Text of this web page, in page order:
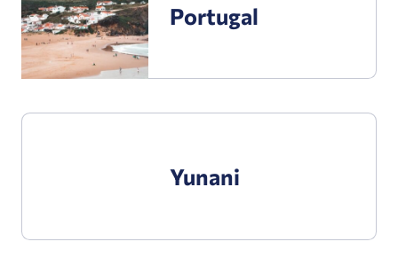
Portugal
Yunani
Yunani